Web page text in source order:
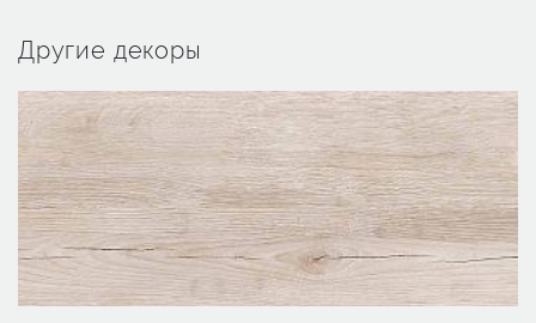
Другие декоры